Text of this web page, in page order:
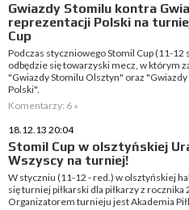
Gwiazdy Stomilu kontra
reprezentacji Polski na
Cup
Podczas styczniowego Stomil Cup (11-12
odbędzie się towarzyski mecz, w którym
"Gwiazdy Stomilu Olsztyn" oraz
Polski".
Komentarzy: 6 »
18.12.13 20:04
Stomil Cup w olsztyńskiej
Wszyscy na turniej!
W styczniu (11-12 - red.) w olsztyńskiej
się turniej piłkarski dla piłkarzy z rocznika
Organizatorem turnieju jest Akademia